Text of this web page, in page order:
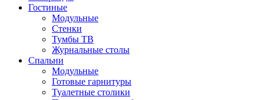
Гостиные
Модульные
Стенки
Тумбы ТВ
Журнальные столы
Спальни
Модульные
Готовые гарнитуры
Туалетные столики